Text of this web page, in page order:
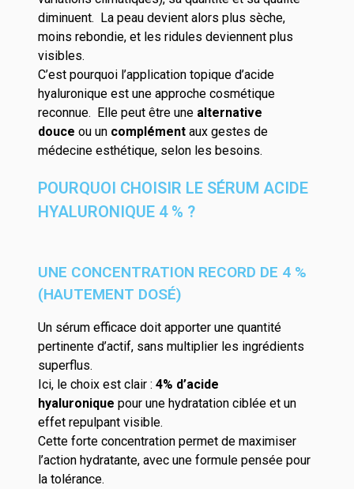
diminuent. La peau devient alors plus sèche,
moins rebondie, et les ridules deviennent plus
visibles.
C’est pourquoi l’application topique d’acide
hyaluronique est une approche cosmétique
reconnue. Elle peut être une alternative
douce ou un complément aux gestes de
médecine esthétique, selon les besoins.
POURQUOI CHOISIR LE SÉRUM ACIDE
HYALURONIQUE 4 % ?
UNE CONCENTRATION RECORD DE 4 %
(HAUTEMENT DOSÉ)
Un sérum efficace doit apporter une quantité
pertinente d’actif, sans multiplier les ingrédients
superflus.
Ici, le choix est clair : 4% d’acide
hyaluronique pour une hydratation ciblée et un
effet repulpant visible.
Cette forte concentration permet de maximiser
l’action hydratante, avec une formule pensée pour
la tolérance.